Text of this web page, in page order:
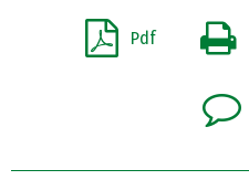
Pdf